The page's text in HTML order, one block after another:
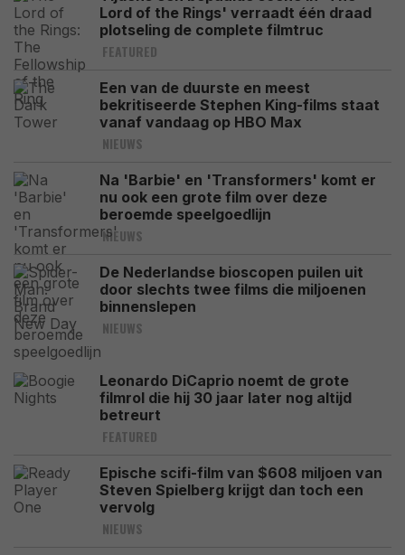
Lord of the Rings' verraadt één draad
plotseling de complete filmtruc
FEATURED
Een van de duurste en meest
bekritiseerde Stephen King-films staat
vanaf vandaag op HBO Max
NIEUWS
Na 'Barbie' en 'Transformers' komt er
nu ook een grote film over deze
beroemde speelgoedlijn
NIEUWS
De Nederlandse bioscopen puilen uit
door slechts twee films die miljoenen
binnenslepen
NIEUWS
Leonardo DiCaprio noemt de grote
filmrol die hij 30 jaar later nog altijd
betreurt
FEATURED
Epische scifi-film van $608 miljoen van
Steven Spielberg krijgt dan toch een
vervolg
NIEUWS